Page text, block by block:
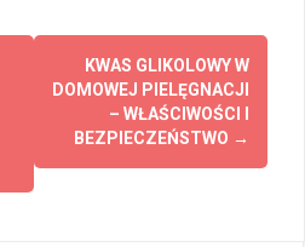
KWAS GLIKOLOWY W
DOMOWEJ PIELĘGNACJI
– WŁAŚCIWOŚCI I
BEZPIECZEŃSTWO →